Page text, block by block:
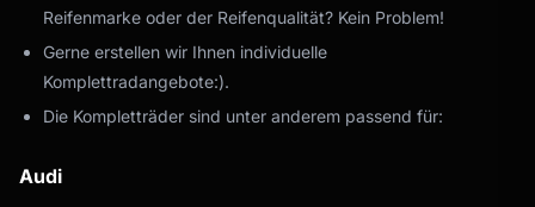
Reifenmarke oder der Reifenqualität? Kein Problem!
Gerne erstellen wir Ihnen individuelle
Komplettradangebote:).
Die Kompletträder sind unter anderem passend für:
Audi